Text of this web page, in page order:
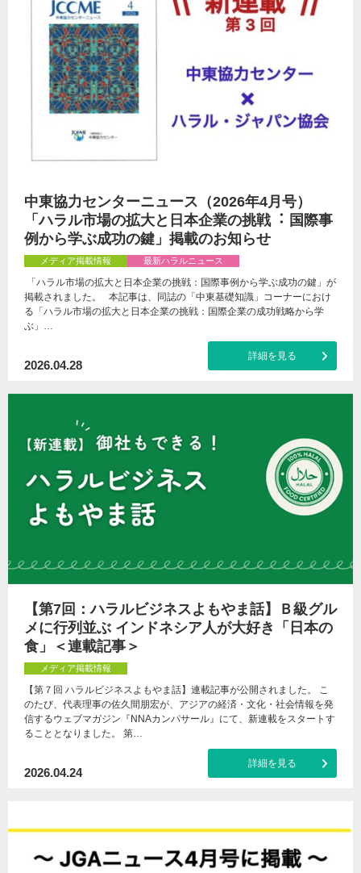
中東協力センターニュース（2026年4月号）
「ハラル市場の拡大と日本企業の挑戦︓ 国際事
例から学ぶ成功の鍵」掲載のお知らせ
メディア掲載情報 最新ハラルニュース
「ハラル市場の拡大と日本企業の挑戦：国際事例から学ぶ成功の鍵」が
掲載されました。 本記事は、同誌の「中東基礎知識」コーナーにおけ
る「ハラル市場の拡大と日本企業の挑戦：国際企業の成功戦略から学
ぶ」…
2026.04.28
詳細を見る
【第7回：ハラルビジネスよもやま話】Ｂ級グル
メに行列並ぶ インドネシア人が大好き「日本の
食」＜連載記事＞
メディア掲載情報
【第７回 ハラルビジネスよもやま話】連載記事が公開されました。 こ
のたび、代表理事の佐久間朋宏が、アジアの経済・文化・社会情報を発
信するウェブマガジン『NNAカンパサール』にて、新連載をスタートす
ることとなりました。 第…
2026.04.24
詳細を見る